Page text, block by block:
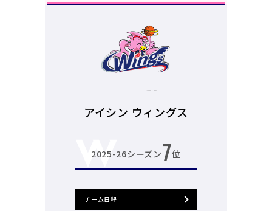
アイシン ウィングス
2025-26シーズン7位
チーム日程